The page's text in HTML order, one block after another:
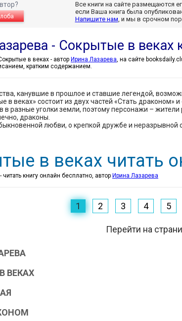
Все книги на сайте размещаются
если Ваша книга была
Напишите нам, и мы в срочном
- Сокрытые в веках
Ирина Лазарева - Сокрытые в веках - автор Ирина Лазарева, на сайте
кратким содержанием.
канувшие в прошлое и ставшие легендой,
в веках» состоит из двух частей «Стать драконом»
в разные уголки земли, поэтому персонажи –
драконы.
любви, о крепкой дружбе и неразрывной
в веках читать
книгу онлайн бесплатно, автор Ирина Лазарева
1 2 3 4 5
Перейти на
ВЕКАХ